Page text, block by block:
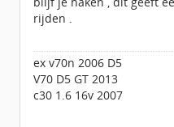
rijden .
ex v70n 2006 D5
V70 D5 GT 2013
c30 1.6 16v 2007